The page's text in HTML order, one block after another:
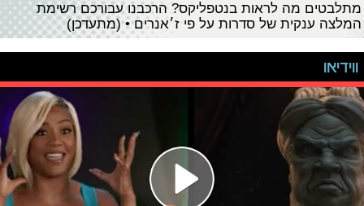
מתלבטים מה לראות בנטפליקס? הרכבנו עבורכם רשימת
המלצה ענקית של סדרות על פי ז׳אנרים • (מתעדכן)
ווידיאו